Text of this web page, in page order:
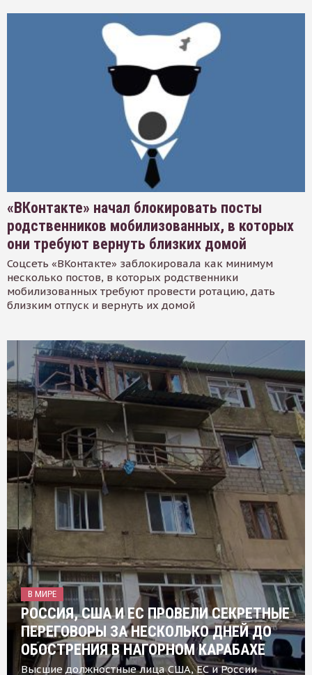
«ВКонтакте» начал блокировать посты
родственников мобилизованных, в которых
они требуют вернуть близких домой
Соцсеть «ВКонтакте» заблокировала как минимум
несколько постов, в которых родственники
мобилизованных требуют провести ротацию, дать
близким отпуск и вернуть их домой
В МИРЕ
РОССИЯ, США И ЕС ПРОВЕЛИ СЕКРЕТНЫЕ
ПЕРЕГОВОРЫ ЗА НЕСКОЛЬКО ДНЕЙ ДО
ОБОСТРЕНИЯ В НАГОРНОМ КАРАБАХЕ
Высшие должностные лица США, ЕС и России